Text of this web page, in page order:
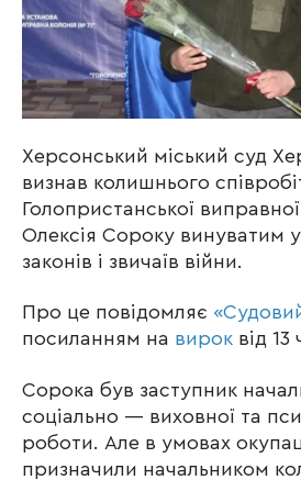
Херсонський міський суд
визнав колишнього
Голопристанської
Олексія Сороку винуватим
законів і звичаїв війни.
Про це повідомляє
посиланням на вирок від 13
Сорока був заступник
соціально — виховної та
роботи. Але в умовах
призначили начальником